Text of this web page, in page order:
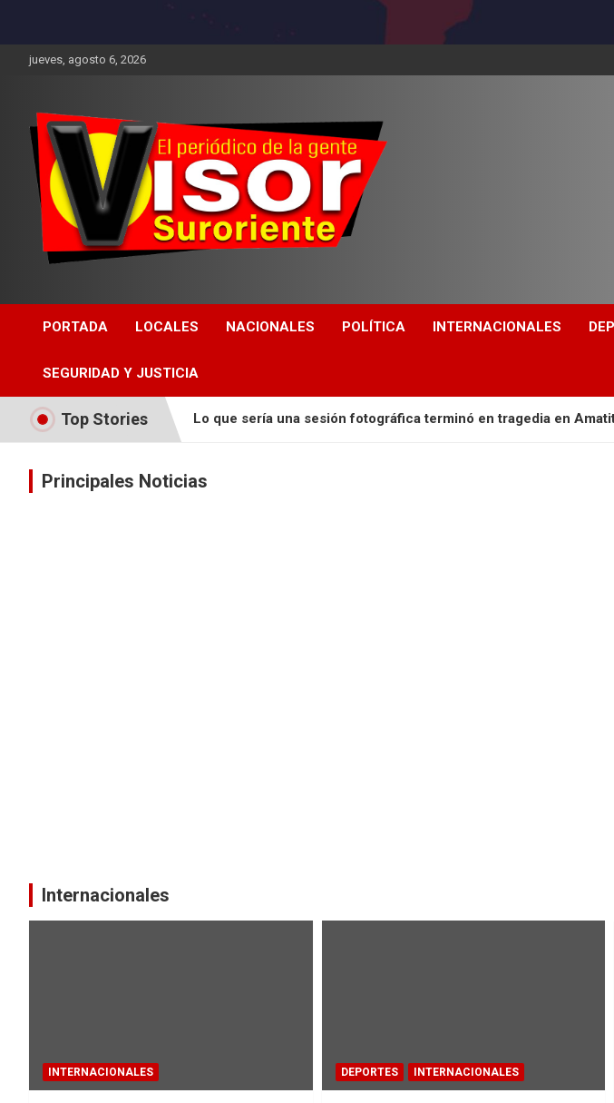
jueves, agosto 6, 2026
PORTADA LOCALES NACIONALES POLÍTICA INTERNACIONALES
SEGURIDAD Y JUSTICIA
Top Stories Lo que sería una sesión fotográfica terminó en tragedia en
Video revela como murió joven motorista frente al Templo
Iba a una actividad cristiana y murió atropellada en sector “La
Principales Noticias
Internacionales
INTERNACIONALES DEPORTES INTERNACIONALES